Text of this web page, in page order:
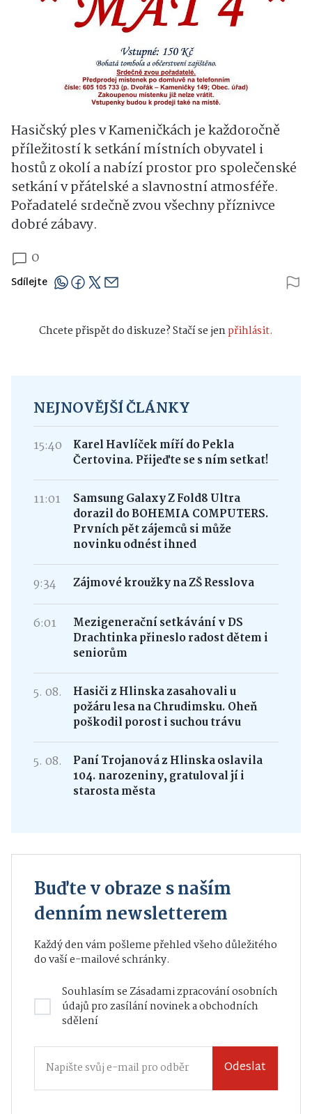
Hasičský ples v Kameničkách je každoročně
příležitostí k setkání místních obyvatel i
hostů z okolí a nabízí prostor pro společenské
setkání v přátelské a slavnostní atmosféře.
Pořadatelé srdečně zvou všechny příznivce
dobré zábavy.
0
Sdílejte
Chcete přispět do diskuze? Stačí se jenpřihlásit.
NEJNOVĚJŠÍ ČLÁNKY
15:40
Karel Havlíček míří do Pekla
Čertovina. Přijeďte se s ním setkat!
11:01
Samsung Galaxy Z Fold8 Ultra
dorazil do BOHEMIA COMPUTERS.
Prvních pět zájemců si může
novinku odnést ihned
9:34 Zájmové kroužky na ZŠ Resslova
6:01
Mezigenerační setkávání v DS
Drachtinka přineslo radost dětem i
seniorům
5. 08.
Hasiči z Hlinska zasahovali u
požáru lesa na Chrudimsku. Oheň
poškodil porost i suchou trávu
5. 08.
Paní Trojanová z Hlinska oslavila
104. narozeniny, gratuloval jí i
starosta města
Buďte v obraze s naším
denním newsletterem
Každý den vám pošleme přehled všeho důležitého
do vaší e-mailové schránky.
Souhlasím seZásadami zpracování osobních
údajůpro zasílání novinek a obchodních
sdělení
Odeslat